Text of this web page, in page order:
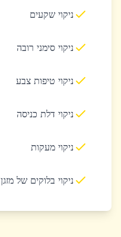
ניקוי שקעים
ניקוי סימני רובה
ניקוי טיפות צבע
ניקוי דלת כניסה
ניקוי מעקות
ניקוי בלוקים של מזגן